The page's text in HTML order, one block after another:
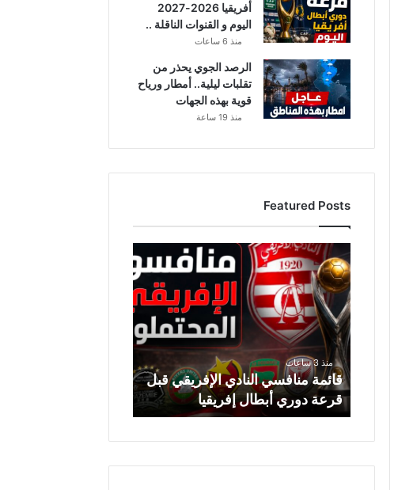
أفريقيا 2026-2027
اليوم و القنوات الناقلة ..
منذ 6 ساعات
الرصد الجوي يحذر من
تقلبات ليلية.. أمطار ورياح
قوية بهذه الجهات
منذ 19 ساعة
Featured Posts
ق
ا
ئ
م
ة
م
ن
ا
ف
س
ي
ن
منذ 3 ساعات
قائمة منافسي النادي الإفريقي قبل
قرعة دوري أبطال إفريقيا